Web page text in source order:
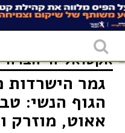
אקטואליה חברה
גמר הישרדות
הגוף הנשי:
אאוט, מוזרק